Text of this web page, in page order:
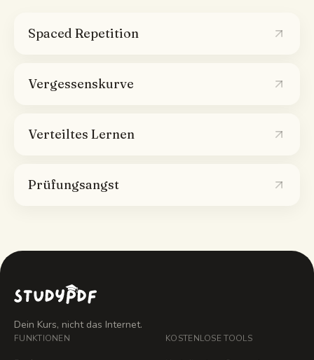
Spaced Repetition
Vergessenskurve
Verteiltes Lernen
Prüfungsangst
Dein Kurs, nicht das Internet.
FUNKTIONEN KOSTENLOSE TOOLS